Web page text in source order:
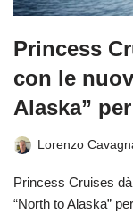
Princess
con le
Alaska”
Lorenzo
Princess Cruises
“North to Alaska”